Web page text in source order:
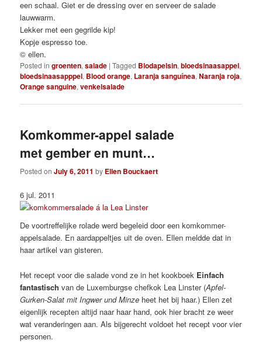
een schaal. Giet er de dressing over en serveer de salade
lauwwarm.
Lekker met een gegrilde kip!
Kopje espresso toe.
© ellen.
Posted in groenten,salade |Tagged Blodapelsin,bloedsinaasappel,
bloedsinaasapppel, Blood orange, Laranja sanguínea,Naranja roja,
Orange sanguine,venkelsalade
Komkommer-appel salade
met gember en munt…
Posted onJuly 6, 2011 by Ellen Bouckaert
6 jul. 2011
De voortreffelijke rolade werd begeleid door een komkommer-
appelsalade. En aardappeltjes uit de oven. Ellen meldde dat in
haar artikel van gisteren.
Het recept voor die salade vond ze in het kookboek Einfach
fantastisch van de Luxemburgse chefkok Lea Linster (Apfel-
Gurken-Salat mit Ingwer und Minze heet het bij haar.) Ellen zet
eigenlijk recepten altijd naar haar hand, ook hier bracht ze weer
wat veranderingen aan. Als bijgerecht voldoet het recept voor vier
personen.